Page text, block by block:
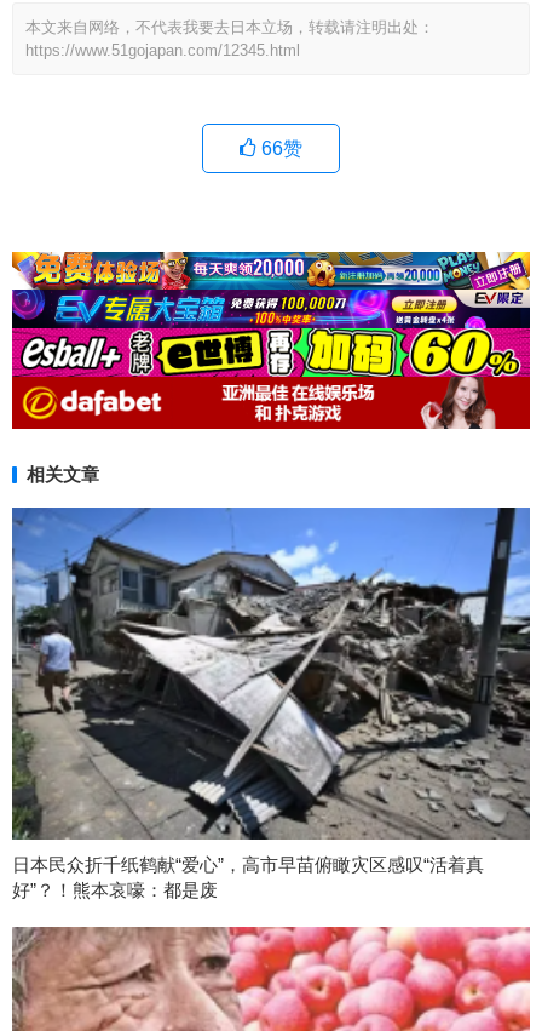
本文来自网络，不代表我要去日本立场，转载请注明出处：
https://www.51gojapan.com/12345.html
66赞
相关文章
日本民众折千纸鹤献“爱心”，高市早苗俯瞰灾区感叹“活着真
好”？！熊本哀嚎：都是废